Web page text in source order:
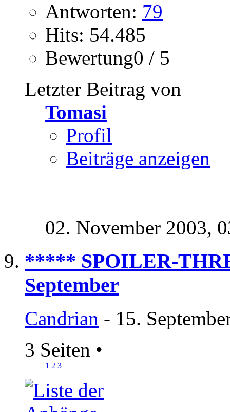
Antworten: 79
Hits: 54.485
Bewertung0 / 5
Letzter Beitrag von
Tomasi
Profil
Beiträge anzeigen
02. November 2003,
***** SPOILER-
September
Candrian - 15.
3 Seiten •
1 2 3